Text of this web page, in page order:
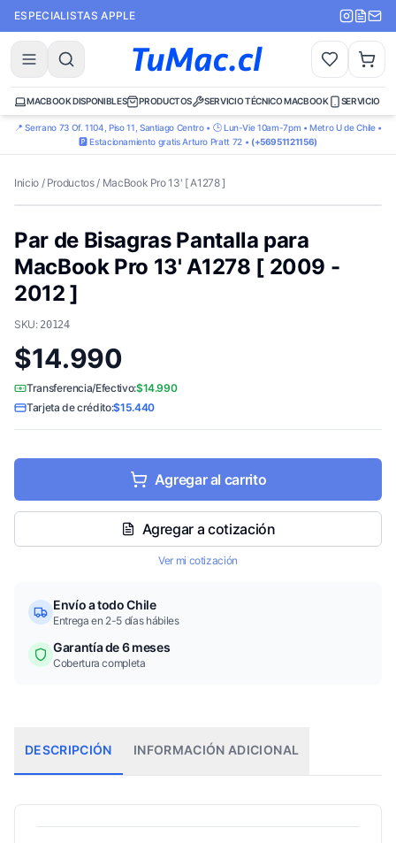
ESPECIALISTAS APPLE
MACBOOK DISPONIBLES PRODUCTOS SERVICIO TÉCNICO MACBOOK SERVICIO
📍 Serrano 73 Of. 1104, Piso 11, Santiago Centro • 🕒 Lun-Vie 10am-7pm • Metro U de Chile •
🅿️ Estacionamiento gratis Arturo Pratt 72 • (+56951121156)
Inicio/ Productos/ MacBook Pro 13' [ A1278 ]
Par de Bisagras Pantalla para
MacBook Pro 13' A1278 [ 2009 -
2012 ]
SKU: 20124
$14.990
Transferencia/Efectivo:$14.990
Tarjeta de crédito:$15.440
Agregar al carrito
Agregar a cotización
Ver mi cotización
Envío a todo Chile
Entrega en 2-5 días hábiles
Garantía de 6 meses
Cobertura completa
DESCRIPCIÓN INFORMACIÓN ADICIONAL